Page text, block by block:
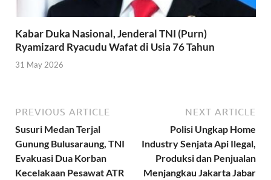
Kabar Duka Nasional, Jenderal TNI (Purn)
Ryamizard Ryacudu Wafat di Usia 76 Tahun
31 May 2026
PREVIOUS ARTICLE
Susuri Medan Terjal
Gunung Bulusaraung, TNI
Evakuasi Dua Korban
Kecelakaan Pesawat ATR
NEXT ARTICLE
Polisi Ungkap Home
Industry Senjata Api Ilegal,
Produksi dan Penjualan
Menjangkau Jakarta Jabar